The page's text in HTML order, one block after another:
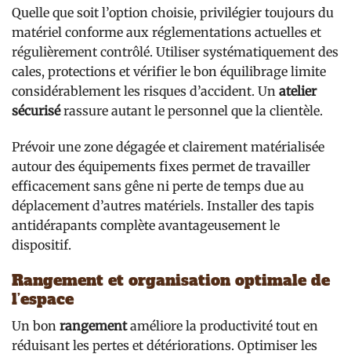
Quelle que soit l’option choisie, privilégier toujours du
matériel conforme aux réglementations actuelles et
régulièrement contrôlé. Utiliser systématiquement des
cales, protections et vérifier le bon équilibrage limite
considérablement les risques d’accident. Un atelier
sécurisérassure autant le personnel que la clientèle.
Prévoir une zone dégagée et clairement matérialisée
autour des équipements fixes permet de travailler
efficacement sans gêne ni perte de temps due au
déplacement d’autres matériels. Installer des tapis
antidérapants complète avantageusement le
dispositif.
Rangement et organisation optimale de
l’espace
Un bon rangementaméliore la productivité tout en
réduisant les pertes et détériorations. Optimiser les